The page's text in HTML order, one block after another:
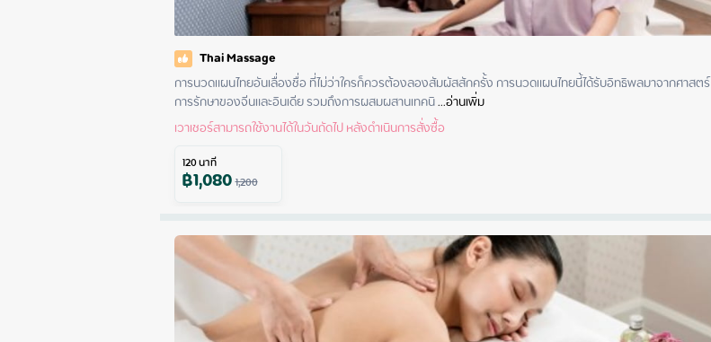
Thai Massage
การนวดแผนไทยอันเลื่องชื่อ ที่ไม่ว่าใครก็ควรต้องลองสัมผัสสักครั้ง การนวดแผนไทยนี้ได้รับอิทธิพลมาจากศาสตร์
การรักษาของจีนและอินเดีย รวมถึงการผสมผสานเทคนิ ...อ่านเพิ่ม
เวาเชอร์สามารถใช้งานได้ในวันถัดไป หลังดำเนินการสั่งซื้อ
120นาที
฿1,0801,200